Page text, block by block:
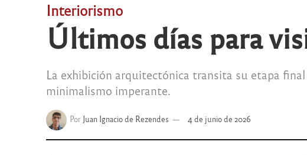
Interiorismo
Últimos días para
La exhibición arquitectónica transita su etapa
minimalismo imperante.
Por Juan Ignacio de Rezendes 4 de junio de 2026